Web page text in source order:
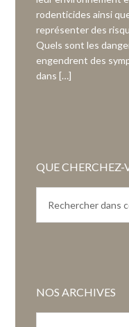
rodenticides ainsi
représenter des
Quels sont les
engendrent des
dans […]
QUE CHERCHEZ-
NOS ARCHIVES